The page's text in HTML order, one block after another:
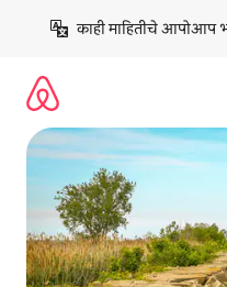
काही माहितीचे